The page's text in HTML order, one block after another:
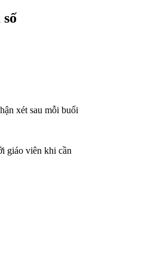
xét sau mỗi buổi
giáo viên khi cần